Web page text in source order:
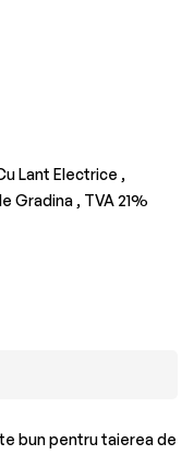
Lant Electrice ,
Gradina , TVA 21%
bun pentru taierea de